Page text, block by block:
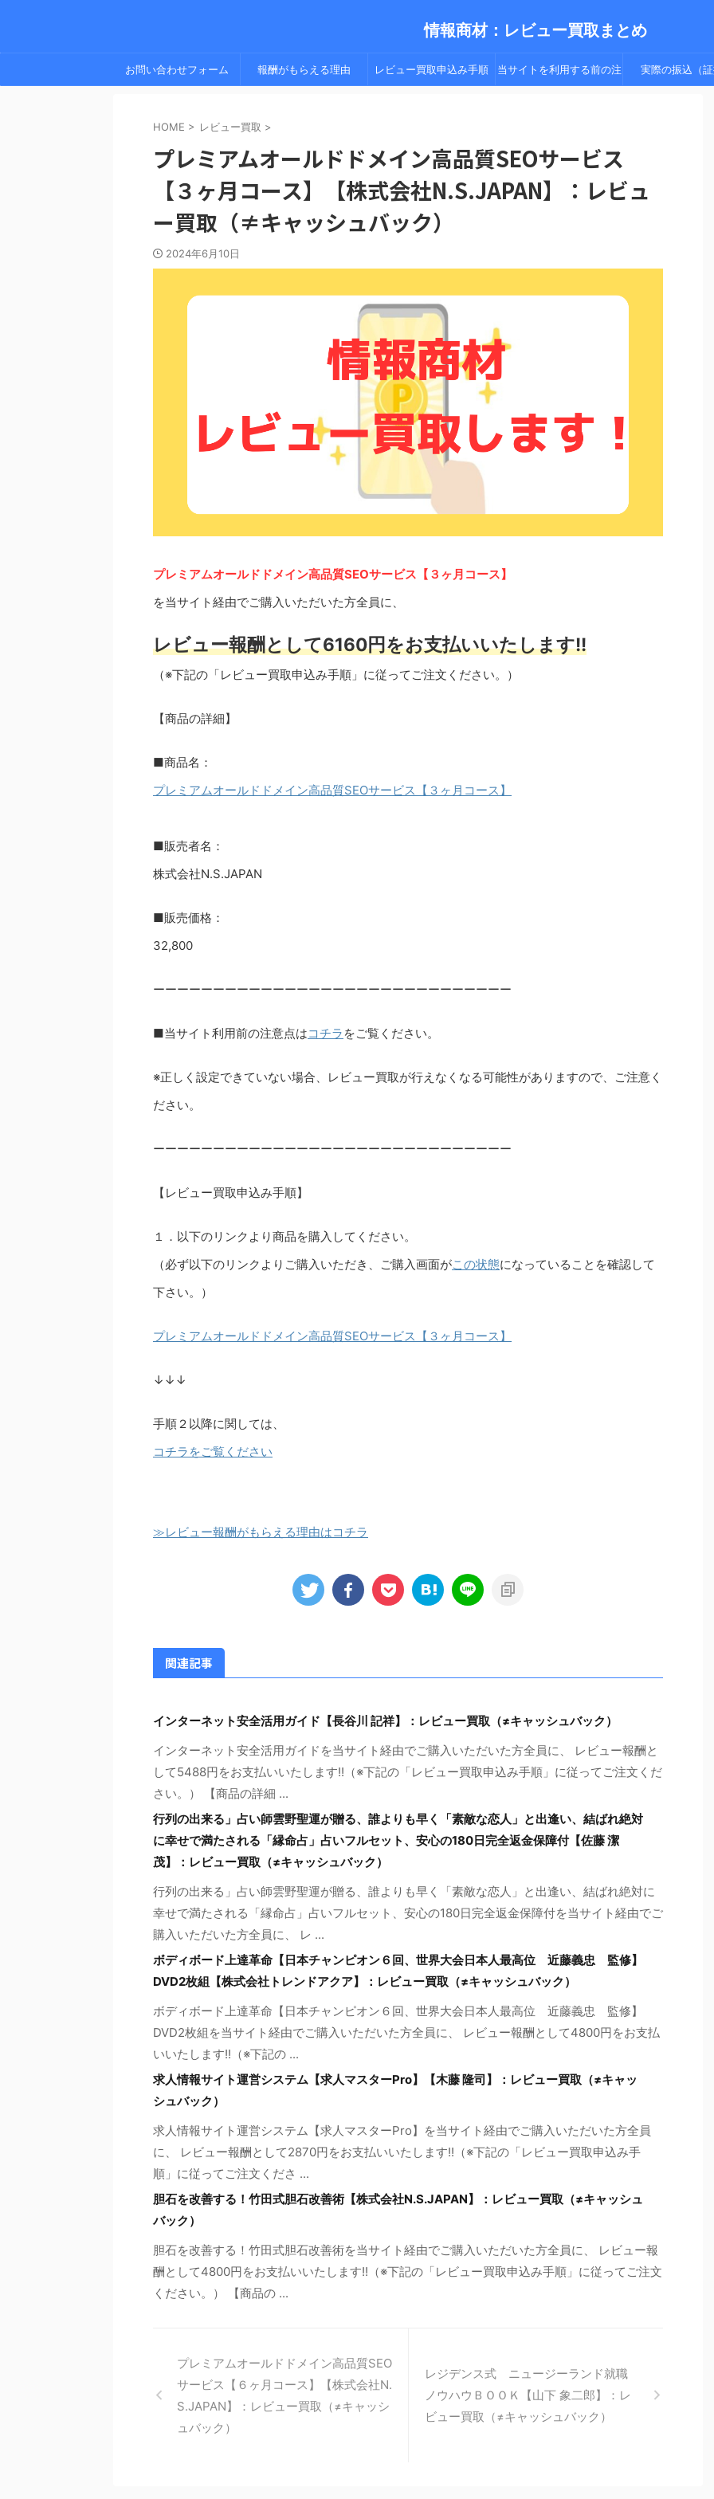
情報商材：レビュー買取まとめ
お問い合わせフォーム 報酬がもらえる理由 レビュー買取申込み手順 当サイトを利用する前の注 実際の振込（証
HOME > レビュー買取 >
プレミアムオールドドメイン高品質SEOサービス
【３ヶ月コース】【株式会社N.S.JAPAN】：レビュ
ー買取（≠キャッシュバック）
2024年6月10日
プレミアムオールドドメイン高品質SEOサービス【３ヶ月コース】
を当サイト経由でご購入いただいた方全員に、
レビュー報酬として6160円をお支払いいたします!!
（※下記の「レビュー買取申込み手順」に従ってご注文ください。）
【商品の詳細】
■商品名：
プレミアムオールドドメイン高品質SEOサービス【３ヶ月コース】
■販売者名：
株式会社N.S.JAPAN
■販売価格：
32,800
ーーーーーーーーーーーーーーーーーーーーーーーーーーーーーー
■当サイト利用前の注意点はコチラ をご覧ください。
※正しく設定できていない場合、レビュー買取が行えなくなる可能性がありますので、ご注意く
ださい。
ーーーーーーーーーーーーーーーーーーーーーーーーーーーーーー
【レビュー買取申込み手順】
１．以下のリンクより商品を購入してください。
（必ず以下のリンクよりご購入いただき、ご購入画面がこの状態になっていることを確認して
下さい。）
プレミアムオールドドメイン高品質SEOサービス【３ヶ月コース】
↓↓↓
手順２以降に関しては、
コチラをご覧ください
≫レビュー報酬がもらえる理由はコチラ
関連記事
インターネット安全活用ガイド【長谷川 記祥】：レビュー買取（≠キャッシュバック）
インターネット安全活用ガイドを当サイト経由でご購入いただいた方全員に、 レビュー報酬と
して5488円をお支払いいたします!!（※下記の「レビュー買取申込み手順」に従ってご注文くだ
さい。） 【商品の詳細 ...
行列の出来る」占い師雲野聖運が贈る、誰よりも早く「素敵な恋人」と出逢い、結ばれ絶対
に幸せで満たされる「縁命占」占いフルセット、安心の180日完全返金保障付【佐藤 潔
茂】：レビュー買取（≠キャッシュバック）
行列の出来る」占い師雲野聖運が贈る、誰よりも早く「素敵な恋人」と出逢い、結ばれ絶対に
幸せで満たされる「縁命占」占いフルセット、安心の180日完全返金保障付を当サイト経由でご
購入いただいた方全員に、 レ ...
ボディボード上達革命【日本チャンピオン６回、世界大会日本人最高位 近藤義忠 監修】
DVD2枚組【株式会社トレンドアクア】：レビュー買取（≠キャッシュバック）
ボディボード上達革命【日本チャンピオン６回、世界大会日本人最高位 近藤義忠 監修】
DVD2枚組を当サイト経由でご購入いただいた方全員に、 レビュー報酬として4800円をお支払
いいたします!!（※下記の ...
求人情報サイト運営システム【求人マスターPro】【木藤 隆司】：レビュー買取（≠キャッ
シュバック）
求人情報サイト運営システム【求人マスターPro】を当サイト経由でご購入いただいた方全員
に、 レビュー報酬として2870円をお支払いいたします!!（※下記の「レビュー買取申込み手
順」に従ってご注文くださ ...
胆石を改善する！竹田式胆石改善術【株式会社N.S.JAPAN】：レビュー買取（≠キャッシュ
バック）
胆石を改善する！竹田式胆石改善術を当サイト経由でご購入いただいた方全員に、 レビュー報
酬として4800円をお支払いいたします!!（※下記の「レビュー買取申込み手順」に従ってご注文
ください。） 【商品の ...
プレミアムオールドドメイン高品質SEO
サービス【６ヶ月コース】【株式会社N.
S.JAPAN】：レビュー買取（≠キャッシ
ュバック）
レジデンス式 ニュージーランド就職
ノウハウＢＯＯＫ【山下 象二郎】：レ
ビュー買取（≠キャッシュバック）